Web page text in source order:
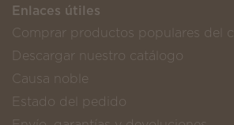
Enlaces útiles
Comprar productos populares del
Descargar nuestro catálogo
Causa noble
Estado del pedido